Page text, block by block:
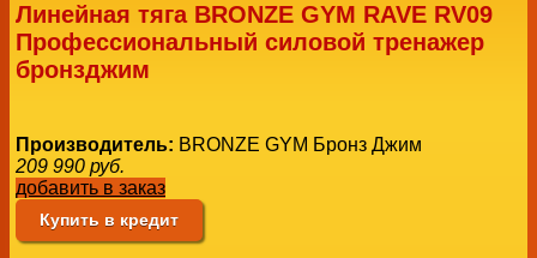
Линейная тяга BRONZE GYM RAVE RV09
Профессиональный силовой тренажер
бронзджим
Производитель: BRONZE GYM Бронз Джим
209 990 руб.
добавить в заказ
Купить в кредит